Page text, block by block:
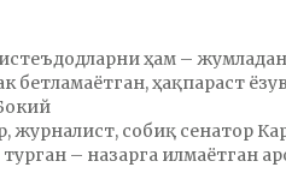
ҳам –
ҳақпараст
журналист, собиқ сенатор
– назарга илмаётган